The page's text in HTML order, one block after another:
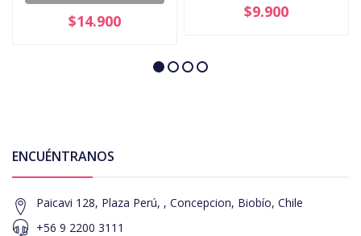
$14.900 $9.900
ENCUÉNTRANOS
Paicavi 128, Plaza Perú, , Concepcion, Biobío, Chile
+56 9 2200 3111